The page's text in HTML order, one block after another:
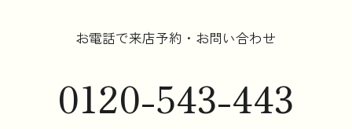
お電話で来店予約・お問い合わせ
0120-543-443